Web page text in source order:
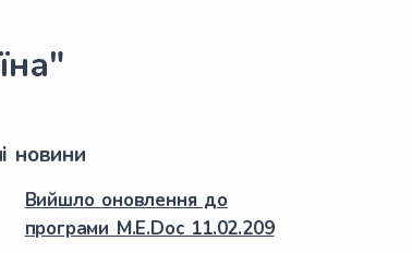
новини
Вийшло оновлення до
програми M.E.Doc 11.02.209